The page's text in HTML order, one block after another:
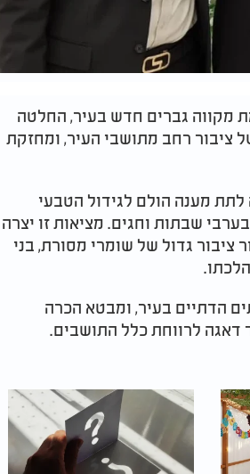
מקווה גברים חדש בעיר, החלטה
ציבור רחב מתושבי העיר, ומחזקת
מענה הולם לגידול הטבעי
שבתות וחגים. מציאות זו יצרה
גדול של שומרי מסורת, בני
הדתיים בעיר, ומבטא הכרה
דאגה לרווחת כלל התושבים.